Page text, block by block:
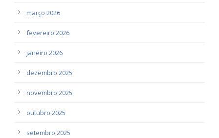
março 2026
fevereiro 2026
janeiro 2026
dezembro 2025
novembro 2025
outubro 2025
setembro 2025